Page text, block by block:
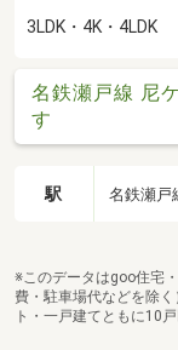
3LDK・4K・4LDK
名鉄瀬戸線 尼
す
駅 名鉄瀬戸
※このデータはgoo住宅
費・駐車場代などを除
ト・一戸建てともに10